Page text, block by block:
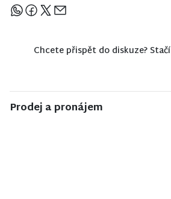
Sdílejte článek
Chcete přispět do diskuze?
Prodej a pronájem